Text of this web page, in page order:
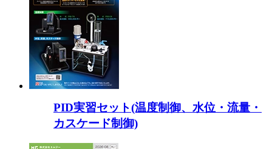
PID実習セット(温度制御、水位・流量・
カスケード制御)